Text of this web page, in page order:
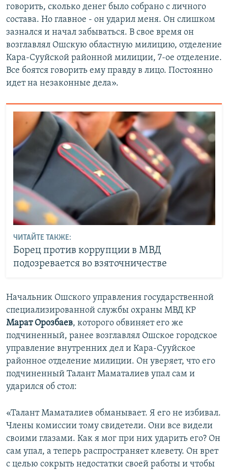
говорить, сколько денег было собрано с личного
состава. Но главное - он ударил меня. Он слишком
зазнался и начал забываться. В свое время он
возглавлял Ошскую областную милицию, отделение
Кара-Сууйской районной милиции, 7-ое отделение.
Все боятся говорить ему правду в лицо. Постоянно
идет на незаконные дела».
ЧИТАЙТЕ ТАКЖЕ:
Борец против коррупции в МВД
подозревается во взяточничестве
Начальник Ошского управления государственной
специализированной службы охраны МВД КР
Марат Орозбаев, которого обвиняет его же
подчиненный, ранее возглавлял Ошское городское
управление внутренних дел и Кара-Сууйское
районное отделение милиции. Он уверяет, что его
подчиненный Талант Маматалиев упал сам и
ударился об стол:
«Талант Маматалиев обманывает. Я его не избивал.
Члены комиссии тому свидетели. Они все видели
своими глазами. Как я мог при них ударить его? Он
сам упал, а теперь распространяет клевету. Он врет
с целью сокрыть недостатки своей работы и чтобы